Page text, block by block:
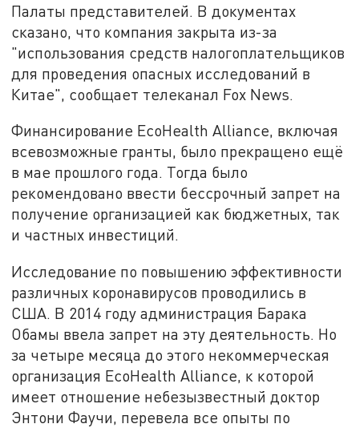
Палаты представителей. В документах
сказано, что компания закрыта из-за
"использования средств налогоплательщиков
для проведения опасных исследований в
Китае", сообщает телеканал Fox News.
Финансирование EcoHealth Alliance, включая
всевозможные гранты, было прекращено ещё
в мае прошлого года. Тогда было
рекомендовано ввести бессрочный запрет на
получение организацией как бюджетных, так
и частных инвестиций.
Исследование по повышению эффективности
различных коронавирусов проводились в
США. В 2014 году администрация Барака
Обамы ввела запрет на эту деятельность. Но
за четыре месяца до этого некоммерческая
организация EcoHealth Alliance, к которой
имеет отношение небезызвестный доктор
Энтони Фаучи, перевела все опыты по